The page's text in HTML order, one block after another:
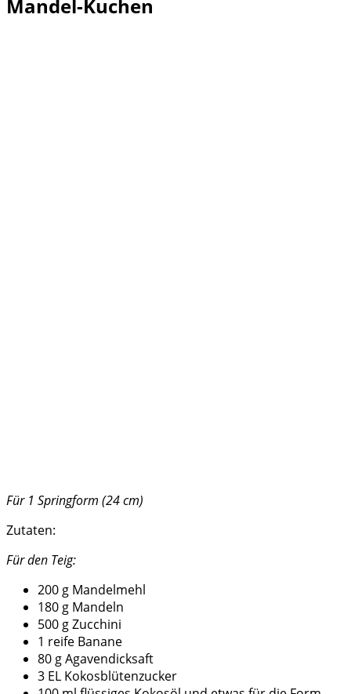
Mandel-Kuchen
Für 1 Springform (24 cm)
Zutaten:
Für den Teig:
200 g Mandelmehl
180 g Mandeln
500 g Zucchini
1 reife Banane
80 g Agavendicksaft
3 EL Kokosblütenzucker